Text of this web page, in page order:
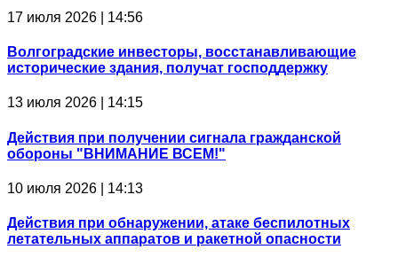
17 июля 2026 | 14:56
Волгоградские инвесторы, восстанавливающие
исторические здания, получат господдержку
13 июля 2026 | 14:15
Действия при получении сигнала гражданской
обороны "ВНИМАНИЕ ВСЕМ!"
10 июля 2026 | 14:13
Действия при обнаружении, атаке беспилотных
летательных аппаратов и ракетной опасности